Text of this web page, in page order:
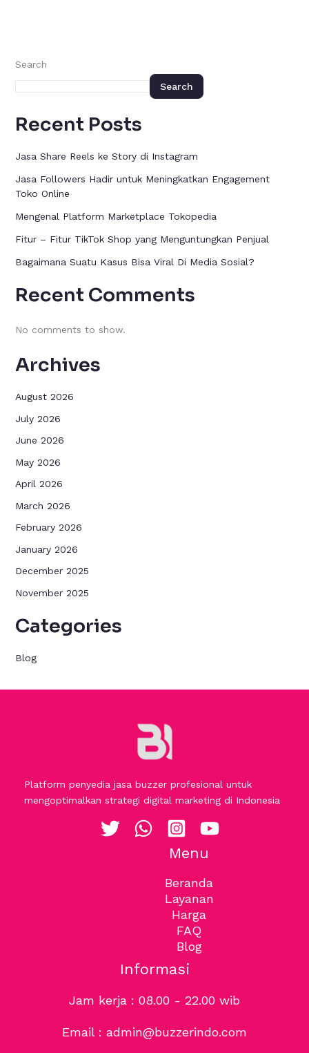
Search
Search
Recent Posts
Jasa Share Reels ke Story di Instagram
Jasa Followers Hadir untuk Meningkatkan Engagement
Toko Online
Mengenal Platform Marketplace Tokopedia
Fitur – Fitur TikTok Shop yang Menguntungkan Penjual
Bagaimana Suatu Kasus Bisa Viral Di Media Sosial?
Recent Comments
No comments to show.
Archives
August 2026
July 2026
June 2026
May 2026
April 2026
March 2026
February 2026
January 2026
December 2025
November 2025
Categories
Blog
Platform penyedia jasa buzzer profesional untuk
mengoptimalkan strategi digital marketing di Indonesia
Menu
Beranda
Layanan
Harga
FAQ
Blog
Informasi
Jam kerja : 08.00 - 22.00 wib
Email : admin@buzzerindo.com